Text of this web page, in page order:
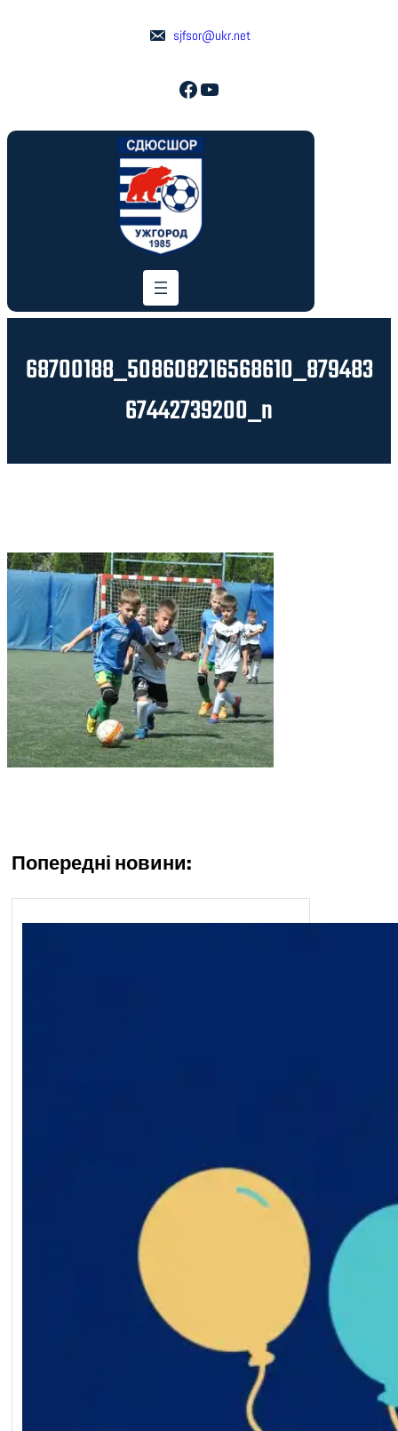
sjfsor@ukr.net
Facebook YouTube
68700188_508608216568610_879483
67442739200_n
Попередні новини: